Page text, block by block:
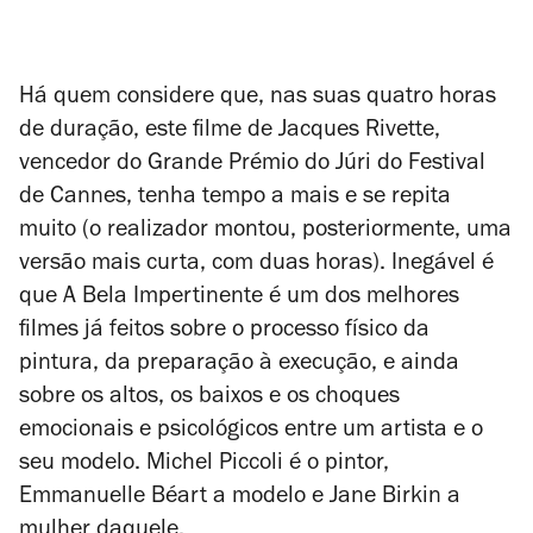
Há quem considere que, nas suas quatro horas
de duração, este filme de Jacques Rivette,
vencedor do Grande Prémio do Júri do Festival
de Cannes, tenha tempo a mais e se repita
muito (o realizador montou, posteriormente, uma
versão mais curta, com duas horas). Inegável é
que A Bela Impertinente é um dos melhores
filmes já feitos sobre o processo físico da
pintura, da preparação à execução, e ainda
sobre os altos, os baixos e os choques
emocionais e psicológicos entre um artista e o
seu modelo. Michel Piccoli é o pintor,
Emmanuelle Béart a modelo e Jane Birkin a